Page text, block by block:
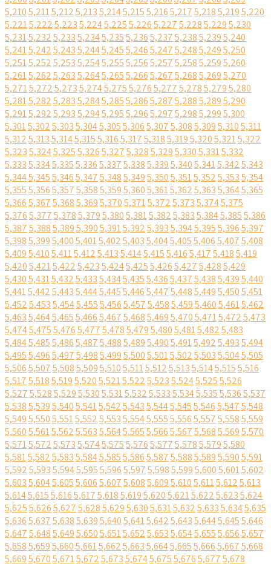
5,2105,2115,2125,2135,2145,2155,2165,2175,2185,2195,220
5,2215,2225,2235,2245,2255,2265,2275,2285,2295,230
5,2315,2325,2335,2345,2355,2365,2375,2385,2395,240
5,2415,2425,2435,2445,2455,2465,2475,2485,2495,250
5,2515,2525,2535,2545,2555,2565,2575,2585,2595,260
5,2615,2625,2635,2645,2655,2665,2675,2685,2695,270
5,2715,2725,2735,2745,2755,2765,2775,2785,2795,280
5,2815,2825,2835,2845,2855,2865,2875,2885,2895,290
5,2915,2925,2935,2945,2955,2965,2975,2985,2995,300
5,3015,3025,3035,3045,3055,3065,3075,3085,3095,3105,311
5,3125,3135,3145,3155,3165,3175,3185,3195,3205,3215,322
5,3235,3245,3255,3265,3275,3285,3295,3305,3315,332
5,3335,3345,3355,3365,3375,3385,3395,3405,3415,3425,343
5,3445,3455,3465,3475,3485,3495,3505,3515,3525,3535,354
5,3555,3565,3575,3585,3595,3605,3615,3625,3635,3645,365
5,3665,3675,3685,3695,3705,3715,3725,3735,3745,375
5,3765,3775,3785,3795,3805,3815,3825,3835,3845,3855,386
5,3875,3885,3895,3905,3915,3925,3935,3945,3955,3965,397
5,3985,3995,4005,4015,4025,4035,4045,4055,4065,4075,408
5,4095,4105,4115,4125,4135,4145,4155,4165,4175,4185,419
5,4205,4215,4225,4235,4245,4255,4265,4275,4285,429
5,4305,4315,4325,4335,4345,4355,4365,4375,4385,4395,440
5,4415,4425,4435,4445,4455,4465,4475,4485,4495,4505,451
5,4525,4535,4545,4555,4565,4575,4585,4595,4605,4615,462
5,4635,4645,4655,4665,4675,4685,4695,4705,4715,4725,473
5,4745,4755,4765,4775,4785,4795,4805,4815,4825,483
5,4845,4855,4865,4875,4885,4895,4905,4915,4925,4935,494
5,4955,4965,4975,4985,4995,5005,5015,5025,5035,5045,505
5,5065,5075,5085,5095,5105,5115,5125,5135,5145,5155,516
5,5175,5185,5195,5205,5215,5225,5235,5245,5255,526
5,5275,5285,5295,5305,5315,5325,5335,5345,5355,5365,537
5,5385,5395,5405,5415,5425,5435,5445,5455,5465,5475,548
5,5495,5505,5515,5525,5535,5545,5555,5565,5575,5585,559
5,5605,5615,5625,5635,5645,5655,5665,5675,5685,5695,570
5,5715,5725,5735,5745,5755,5765,5775,5785,5795,580
5,5815,5825,5835,5845,5855,5865,5875,5885,5895,5905,591
5,5925,5935,5945,5955,5965,5975,5985,5995,6005,6015,602
5,6035,6045,6055,6065,6075,6085,6095,6105,6115,6125,613
5,6145,6155,6165,6175,6185,6195,6205,6215,6225,6235,624
5,6255,6265,6275,6285,6295,6305,6315,6325,6335,6345,635
5,6365,6375,6385,6395,6405,6415,6425,6435,6445,6455,646
5,6475,6485,6495,6505,6515,6525,6535,6545,6555,6565,657
5,6585,6595,6605,6615,6625,6635,6645,6655,6665,6675,668
5,6695,6705,6715,6725,6735,6745,6755,6765,6775,678